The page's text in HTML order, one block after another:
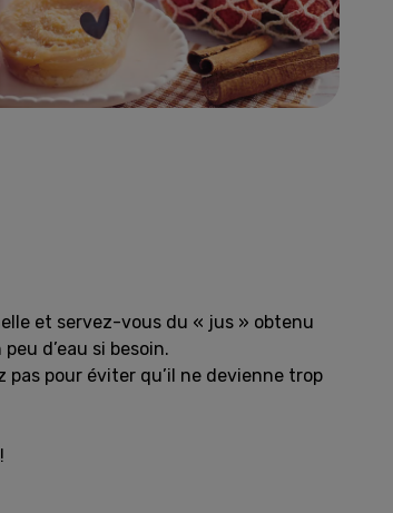
et servez-vous du « jus » obtenu
d’eau si besoin.
pour éviter qu’il ne devienne trop